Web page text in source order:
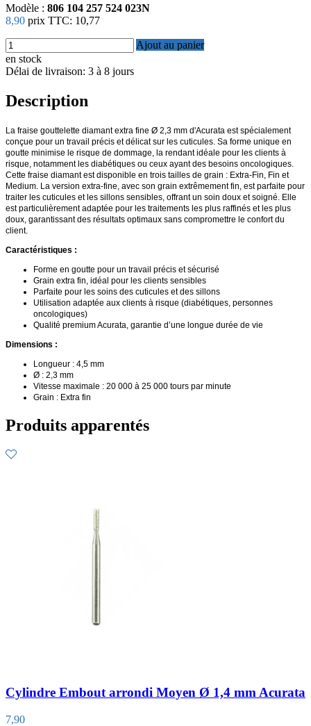
Modèle : 806 104 257 524 023N
8,90 prix TTC: 10,77
Ajout au panier
en stock
Délai de livraison: 3 à 8 jours
Description
La fraise gouttelette diamant extra fine Ø 2,3 mm d'Acurata est spécialement
conçue pour un travail précis et délicat sur les cuticules. Sa forme unique en
goutte minimise le risque de dommage, la rendant idéale pour les clients à
risque, notamment les diabétiques ou ceux ayant des besoins oncologiques.
Cette fraise diamant est disponible en trois tailles de grain : Extra-Fin, Fin et
Medium. La version extra-fine, avec son grain extrêmement fin, est parfaite pour
traiter les cuticules et les sillons sensibles, offrant un soin doux et soigné. Elle
est particulièrement adaptée pour les traitements les plus raffinés et les plus
doux, garantissant des résultats optimaux sans compromettre le confort du
client.
Caractéristiques :
Forme en goutte pour un travail précis et sécurisé
Grain extra fin, idéal pour les clients sensibles
Parfaite pour les soins des cuticules et des sillons
Utilisation adaptée aux clients à risque (diabétiques, personnes
oncologiques)
Qualité premium Acurata, garantie d’une longue durée de vie
Dimensions :
Longueur : 4,5 mm
Ø : 2,3 mm
Vitesse maximale : 20 000 à 25 000 tours par minute
Grain : Extra fin
Produits apparentés
Cylindre Embout arrondi Moyen Ø 1,4 mm Acurata
7,90